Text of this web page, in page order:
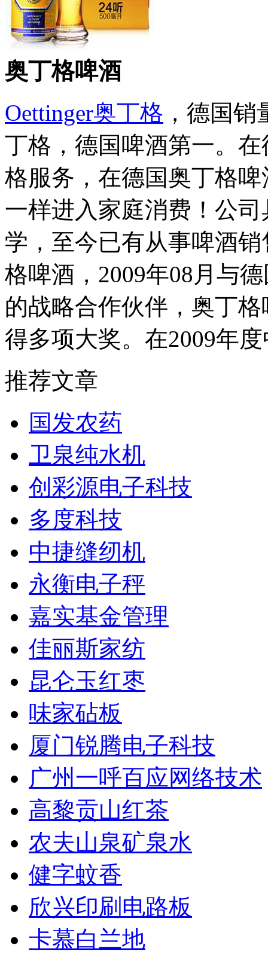
奥丁格啤酒
Oettinger奥丁格 ，德国
丁格，德国啤酒第一。
格服务，在德国奥丁格
一样进入家庭消费！公
学，至今已有从事啤酒
格啤酒，2009年08月与
的战略合作伙伴，奥丁
得多项大奖。在2009年
推荐文章
国发农药
卫泉纯水机
创彩源电子科技
多度科技
中捷缝纫机
永衡电子秤
嘉实基金管理
佳丽斯家纺
昆仑玉红枣
味家砧板
厦门锐腾电子科技
广州一呼百应网络技术
高黎贡山红茶
农夫山泉矿泉水
健字蚊香
欣兴印刷电路板
卡慕白兰地